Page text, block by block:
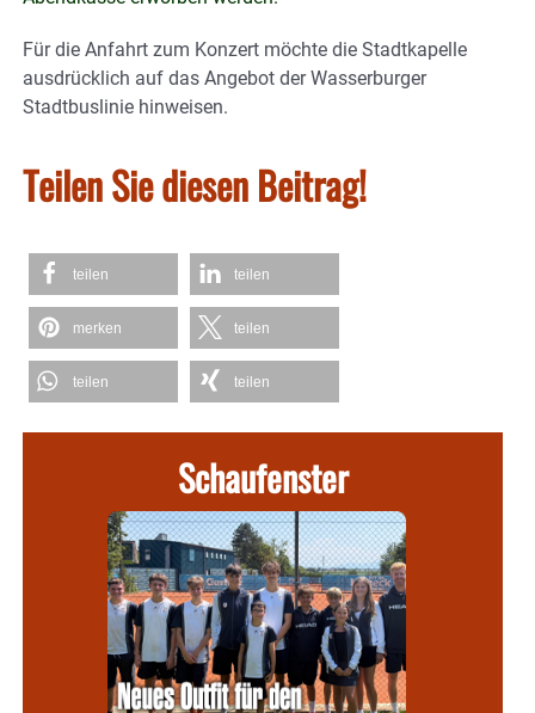
Für die Anfahrt zum Konzert möchte die Stadtkapelle
ausdrücklich auf das Angebot der Wasserburger
Stadtbuslinie hinweisen.
Teilen Sie diesen Beitrag!
teilen teilen
merken teilen
teilen teilen
Schaufenster